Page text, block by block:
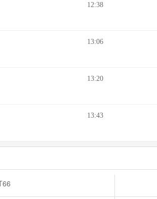
12:38
13:06
13:20
13:43